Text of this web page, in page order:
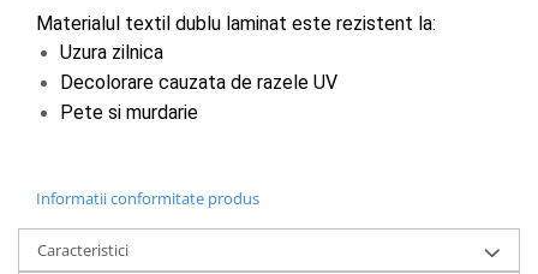
Materialul textil dublu laminat este rezistent la:
Uzura zilnica
Decolorare cauzata de razele UV
Pete si murdarie
Informatii conformitate produs
Caracteristici